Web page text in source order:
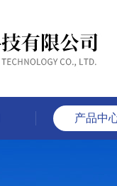
产品中